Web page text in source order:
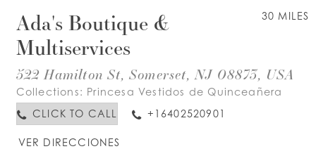
30 MILES
Ada's Boutique &
Multiservices
522 Hamilton St, Somerset, NJ 08873, USA
Collections: Princesa Vestidos de Quinceañera
CLICK TO CALL
+16402520901
VER DIRECCIONES